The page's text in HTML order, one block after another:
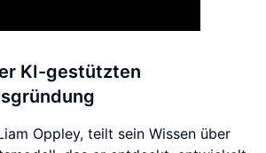
KI-gestützten
Oppley, teilt sein Wissen über